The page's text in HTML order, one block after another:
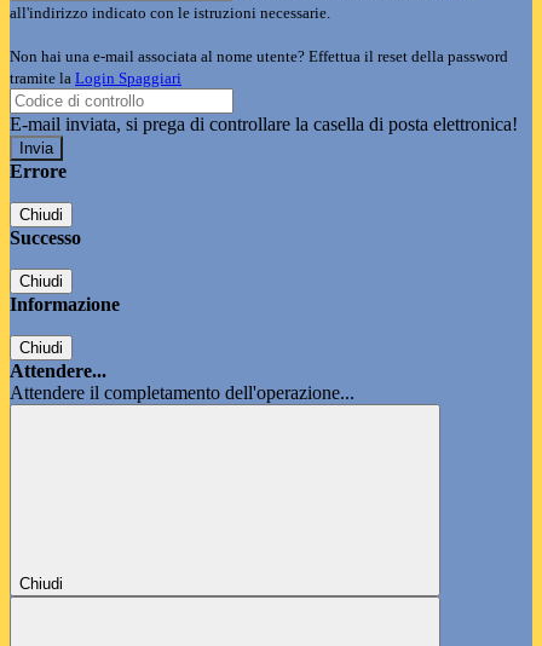
all'indirizzo indicato con le istruzioni necessarie.
Non hai una e-mail associata al nome utente? Effettua il reset della password
tramite la Login Spaggiari
E-mail inviata, si prega di controllare la casella di posta elettronica!
Errore
Chiudi
Successo
Chiudi
Informazione
Chiudi
Attendere...
Attendere il completamento dell'operazione...
Chiudi